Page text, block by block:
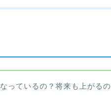
っているの？将来も上がるの